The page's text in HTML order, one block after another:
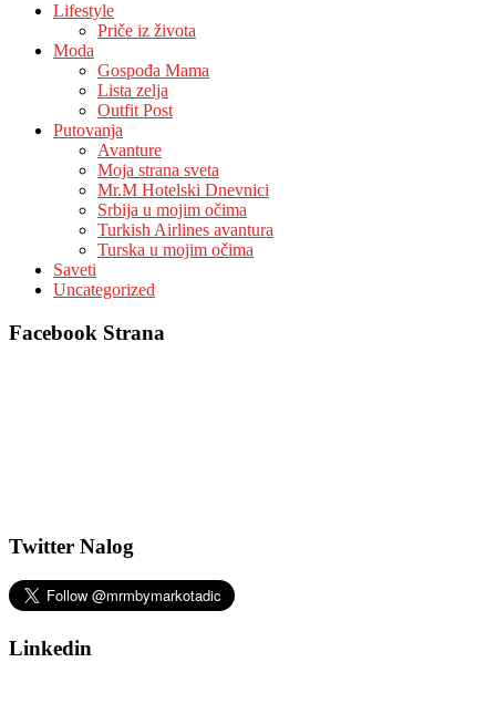
Lifestyle
Priče iz života
Moda
Gospođa Mama
Lista zelja
Outfit Post
Putovanja
Avanture
Moja strana sveta
Mr.M Hotelski Dnevnici
Srbija u mojim očima
Turkish Airlines avantura
Turska u mojim očima
Saveti
Uncategorized
Facebook Strana
Twitter Nalog
Linkedin